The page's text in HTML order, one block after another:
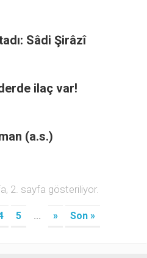
Sâdi Şirâzî
ilaç var!
(a.s.)
2. sayfa gösteriliyor.
5 ... » Son »